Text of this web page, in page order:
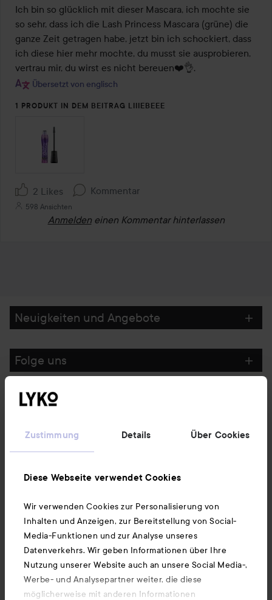
Zustimmung Details Über Cookies
Diese Webseite verwendet Cookies
Wir verwenden Cookies zur Personalisierung von
Inhalten und Anzeigen, zur Bereitstellung von Social-
Media-Funktionen und zur Analyse unseres
Datenverkehrs. Wir geben Informationen über Ihre
Nutzung unserer Website auch an unsere Social Media-,
Werbe- und Analysepartner weiter, die diese
möglicherweise mit anderen Informationen
von
5
Ich bin so glücklich mit dieser Mascara, ich mochte sie
so sehr, dass ich die Lash Princess Mascara (grüne) die
ganze Zeit getragen habe, jetzt bin ich schockiert, dass
ich diese hier mehr mochte, du musst sie ausprobieren,
vertrau mir, du wirst es nicht bereuen❤️👌.
Übersetzt von englisch
1 PRODUKT IN DEM BEITRAG LIIIEBEEE
2 Likes Kommentar
598 Ansichten
Anmelden einen Kommentar hinterlassen
Neuigkeiten und Angebote
Folge uns
Kundenservice
Unsere App herunterladen